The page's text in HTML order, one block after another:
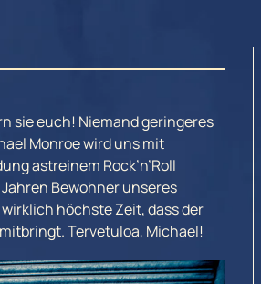
sie euch! Niemand geringeres
Monroe wird uns mit
astreinem Rock’n’Roll
Bewohner unseres
höchste Zeit, dass der
Tervetuloa, Michael!